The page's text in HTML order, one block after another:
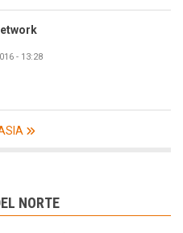
- 13:28
NORTE